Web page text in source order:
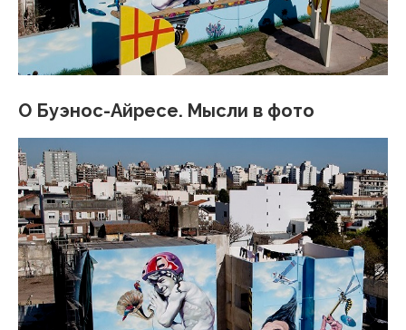
О Буэнос-Айресе. Мысли в фото